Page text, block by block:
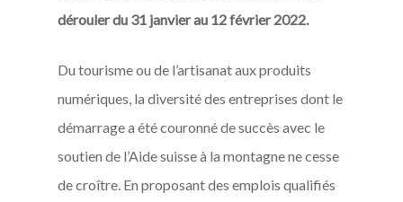
dérouler du 31 janvier au 12 février 2022.
Du tourisme ou de l’artisanat aux produits
numériques, la diversité des entreprises dont le
démarrage a été couronné de succès avec le
soutien de l’Aide suisse à la montagne ne cesse
de croître. En proposant des emplois qualifiés